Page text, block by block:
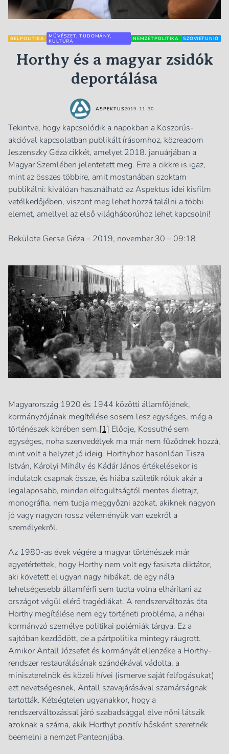
BELPOLITIKA
MŰVÉSZET, TUDOMÁNY,
KULTÚRA
NEMZETPOLITIKA SZOVJETUNIÓ
Horthy és a magyar zsidók
deportálása
ASPEKTUS2019-11-30
Tekintve, hogy kapcsolódik a napokban a Koszorús-
akcióval kapcsolatban publikált írásomhoz, közreadom
Jeszenszky Géza cikkét, amelyet 2018. januárjában a
Magyar Szemlében jelentetett meg. Erre a cikkre is igaz,
mint az összes többire, amit mostanában szoktam
publikálni: kiválóan használható az Aspektus idei kisfilm
vetélkedőjében, viszont meg lehet hozzá találni a többi
elemet, amellyel az első világháborúhoz lehet kapcsolni!
Beküldte Gecse Géza – 2019, november 30 – 09:18
Magyarország 1920 és 1944 közötti államfőjének,
kormányzójának megítélése sosem lesz egységes, még a
történészek körében sem.[1] Elődje, Kossuthé sem
egységes, noha szenvedélyek ma már nem fűződnek hozzá,
mint volt a helyzet jó ideig. Horthyhoz hasonlóan Tisza
István, Károlyi Mihály és Kádár János értékelésekor is
indulatok csapnak össze, és hiába születik róluk akár a
legalaposabb, minden elfogultságtól mentes életrajz,
monográfia, nem tudja meggyőzni azokat, akiknek nagyon
jó vagy nagyon rossz véleményük van ezekről a
személyekről.
Az 1980-as évek végére a magyar történészek már
egyetértettek, hogy Horthy nem volt egy fasiszta diktátor,
aki követett el ugyan nagy hibákat, de egy nála
tehetségesebb államférfi sem tudta volna elhárítani az
országot végül elérő tragédiákat. A rendszerváltozás óta
Horthy megítélése nem egy történeti probléma, a néhai
kormányzó személye politikai polémiák tárgya. Ez a
sajtóban kezdődött, de a pártpolitika mintegy ráugrott.
Amikor Antall Józsefet és kormányát ellenzéke a Horthy-
rendszer restaurálásának szándékával vádolta, a
miniszterelnök és közeli hívei (ismerve saját felfogásukat)
ezt nevetségesnek, Antall szavajárásával szamárságnak
tartották. Kétségtelen ugyanakkor, hogy a
rendszerváltozással járó szabadsággal élve nőni látszik
azoknak a száma, akik Horthyt pozitív hősként szeretnék
beemelni a nemzet Panteonjába.